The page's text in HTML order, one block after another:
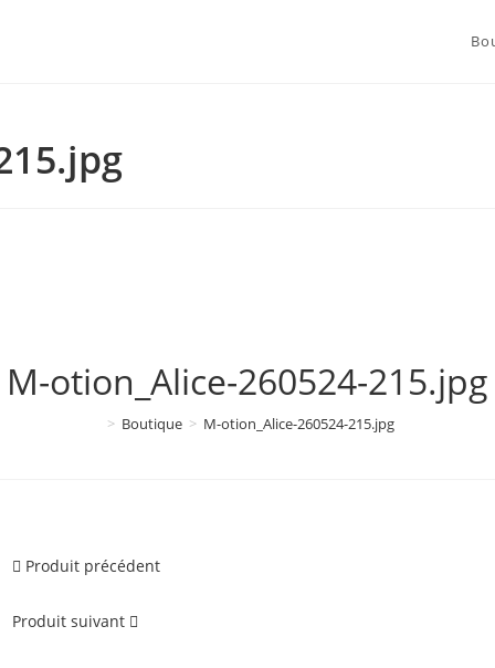
M-otion_Alice-260524-215.jpg
> Boutique > M-otion_Alice-260524-215.jpg
Produit précédent
Produit suivant